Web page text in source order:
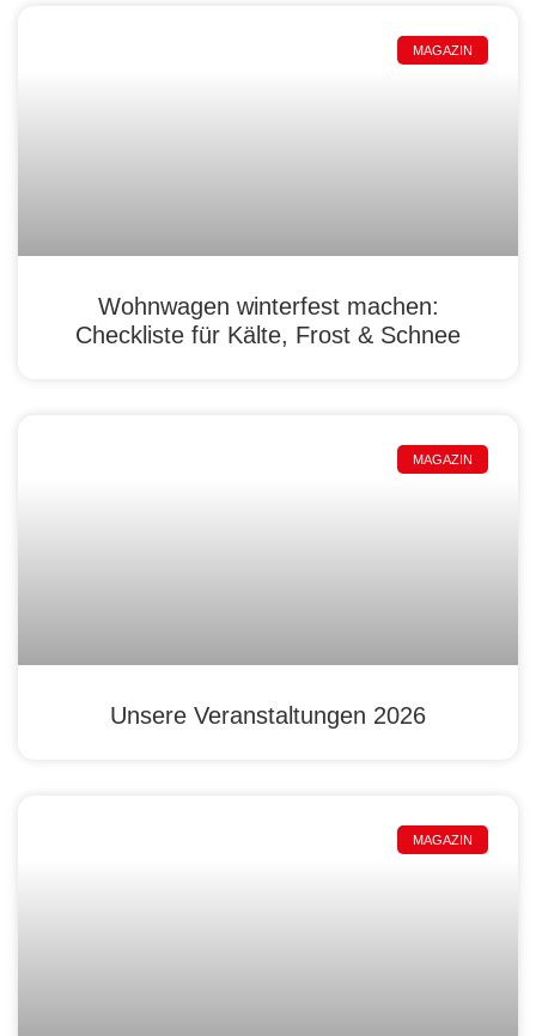
MAGAZIN
Wohnwagen winterfest machen:
Checkliste für Kälte, Frost & Schnee
MAGAZIN
Unsere Veranstaltungen 2026
MAGAZIN